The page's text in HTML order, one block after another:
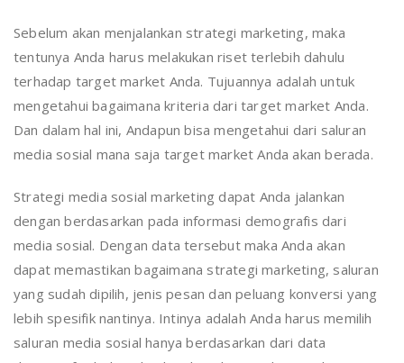
Sebelum akan menjalankan strategi marketing, maka
tentunya Anda harus melakukan riset terlebih dahulu
terhadap target market Anda. Tujuannya adalah untuk
mengetahui bagaimana kriteria dari target market Anda.
Dan dalam hal ini, Andapun bisa mengetahui dari saluran
media sosial mana saja target market Anda akan berada.
Strategi media sosial marketing dapat Anda jalankan
dengan berdasarkan pada informasi demografis dari
media sosial. Dengan data tersebut maka Anda akan
dapat memastikan bagaimana strategi marketing, saluran
yang sudah dipilih, jenis pesan dan peluang konversi yang
lebih spesifik nantinya. Intinya adalah Anda harus memilih
saluran media sosial hanya berdasarkan dari data